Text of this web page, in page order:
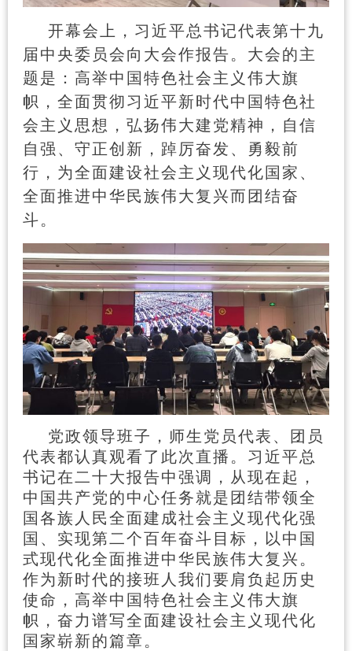
开幕会上，习近平总书记代表第十九
届中央委员会向大会作报告。大会的主
题是：高举中国特色社会主义伟大旗
帜，全面贯彻习近平新时代中国特色社
会主义思想，弘扬伟大建党精神，自信
自强、守正创新，踔厉奋发、勇毅前
行，为全面建设社会主义现代化国家、
全面推进中华民族伟大复兴而团结奋
斗。
党政领导班子，师生党员代表、团员
代表都认真观看了此次直播。习近平总
书记在二十大报告中强调，从现在起，
中国共产党的中心任务就是团结带领全
国各族人民全面建成社会主义现代化强
国、实现第二个百年奋斗目标，以中国
式现代化全面推进中华民族伟大复兴。
作为新时代的接班人我们要肩负起历史
使命，高举中国特色社会主义伟大旗
帜，奋力谱写全面建设社会主义现代化
国家崭新的篇章。